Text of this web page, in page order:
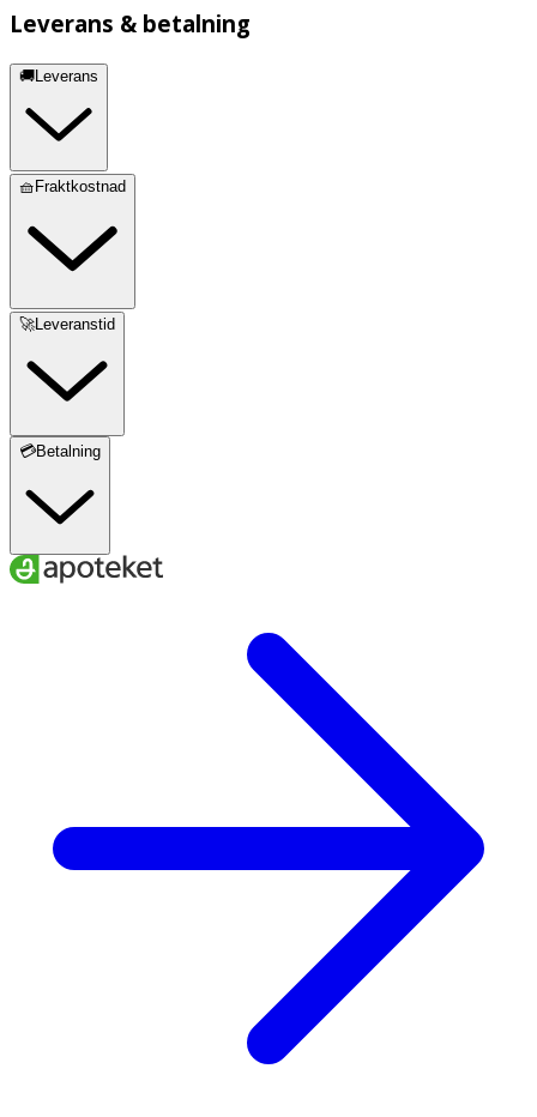
Leverans & betalning
🚚Leverans
🧺Fraktkostnad
🚀Leveranstid
💳Betalning